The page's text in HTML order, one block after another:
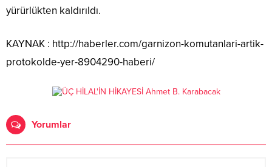
yürürlükten kaldırıldı.
KAYNAK : http://haberler.com/garnizon-komutanlari-artik-
protokolde-yer-8904290-haberi/
Yorumlar